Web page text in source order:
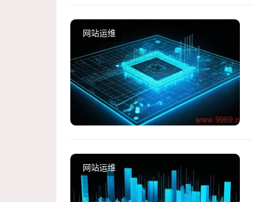
网站运维
网站运维